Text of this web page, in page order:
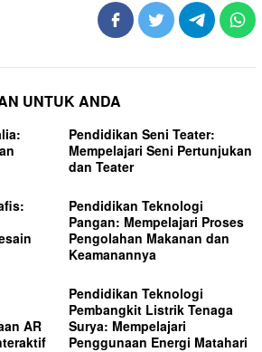
UNTUK ANDA
Pendidikan Seni Teater:
Mempelajari Seni Pertunjukan
dan Teater
Pendidikan Teknologi
Pangan: Mempelajari Proses
Pengolahan Makanan dan
Keamanannya
AR
Pendidikan Teknologi
Pembangkit Listrik Tenaga
Surya: Mempelajari
Penggunaan Energi Matahari